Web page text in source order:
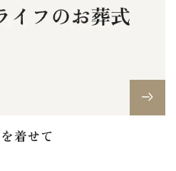
着せて